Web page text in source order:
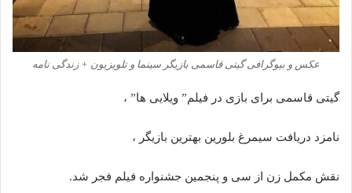
عکس و بیوگرافی گیتی قاسمی بازیگر سینما و تلویزیون + زندگی نامه
گیتی قاسمی برای بازی در فیلم” ویلایی ها” ،
نامزد دریافت سیمرغ بلورین بهترین بازیگر ،
نقش مکمل زن از سی و پنجمین جشنواره فیلم فجر شد.